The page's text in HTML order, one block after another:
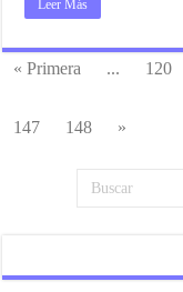
Leer Más
« Primera ... 120
147
148 »